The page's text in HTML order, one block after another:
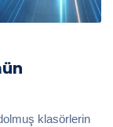
klasörlerin